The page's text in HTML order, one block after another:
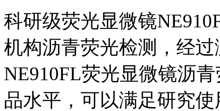
科研级荧光显微镜
机构沥青荧光检测，经
NE910FL荧光显微镜沥
品水平，可以满足研究